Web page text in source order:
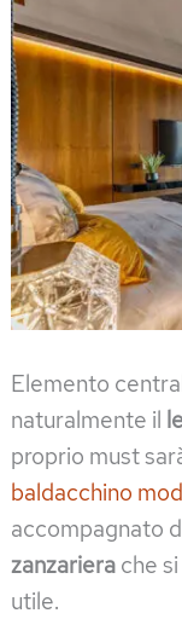
Elemento
naturalmente il
proprio must
baldacchino
accompagnato
zanzariera che
utile.